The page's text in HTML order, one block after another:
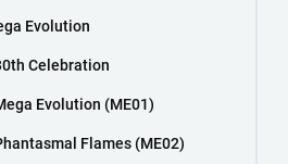
Evolution
Celebration
Evolution (ME01)
Flames (ME02)